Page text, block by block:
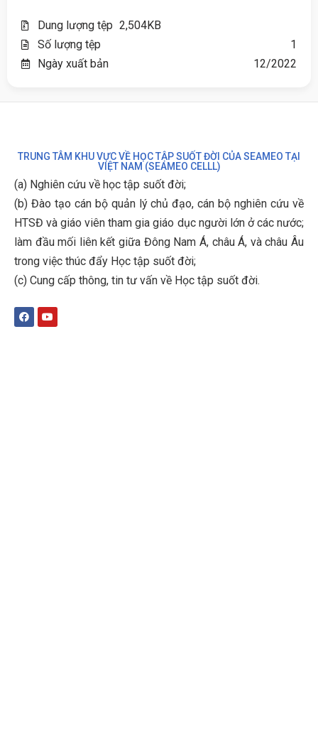
Dung lượng tệp 2,504KB
Số lượng tệp
1
Ngày xuất bản
12/2022
TRUNG TÂM KHU VỰC VỀ HỌC TẬP SUỐT ĐỜI CỦA SEAMEO TẠI
VIỆT NAM (SEAMEO CELLL)
(a) Nghiên cứu về học tập suốt đời;
(b) Đào tạo cán bộ quản lý chủ đạo, cán bộ nghiên cứu về
HTSĐ và giáo viên tham gia giáo dục người lớn ở các nước;
làm đầu mối liên kết giữa Đông Nam Á, châu Á, và châu Âu
trong việc thúc đẩy Học tập suốt đời;
(c) Cung cấp thông, tin tư vấn về Học tập suốt đời.